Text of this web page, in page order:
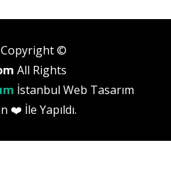
Copyright ©
All Rights
İstanbul Web Tasarım
❤️ İle Yapıldı.